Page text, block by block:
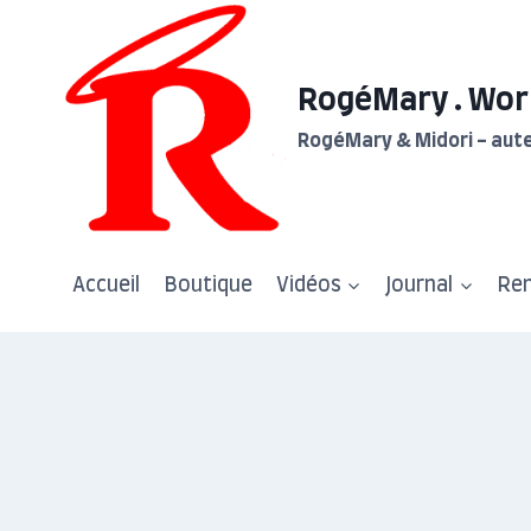
contenu
RogéMary .
RogéMary & Midori -
Accueil Boutique Vidéos Journal